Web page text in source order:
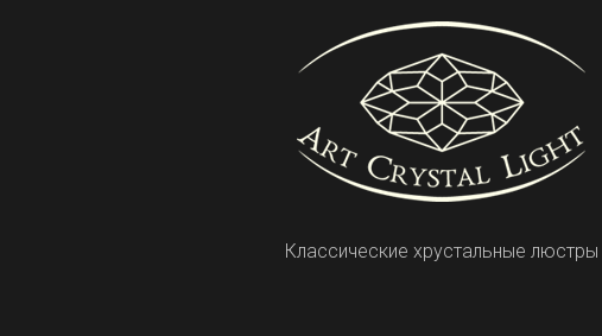
Классические хрустальные люстры